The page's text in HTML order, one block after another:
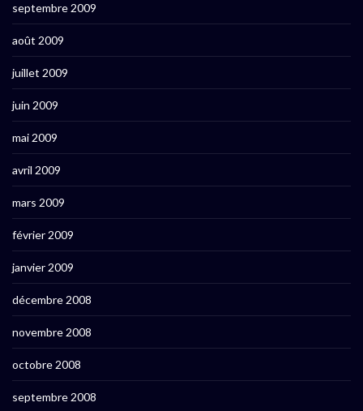
septembre 2009
août 2009
juillet 2009
juin 2009
mai 2009
avril 2009
mars 2009
février 2009
janvier 2009
décembre 2008
novembre 2008
octobre 2008
septembre 2008